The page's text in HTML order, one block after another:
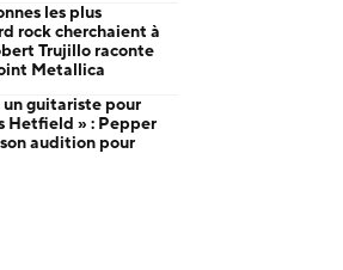
les plus
rock cherchaient à
Trujillo raconte
Metallica
guitariste pour
Hetfield » : Pepper
audition pour